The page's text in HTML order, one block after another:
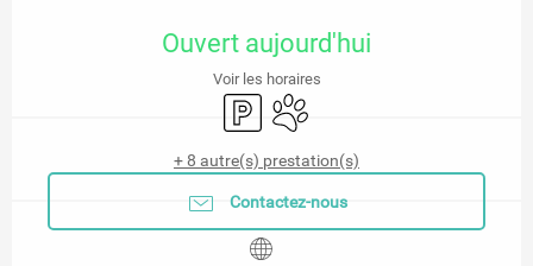
Ouvert aujourd'hui
Voir les horaires
ParkingAnimaux acceptés
+ 8 autre(s) prestation(s)
Contactez-nous